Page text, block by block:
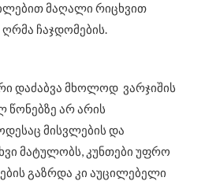
მაღალი რიცხვით
ჩაჯდომების.
დაძაბვა მხოლოდ ვარჯიშის
წონებზე არ არის
მისვლების და
მატულობს, კუნთები უფრო
გაზრდა კი აუცილებელი